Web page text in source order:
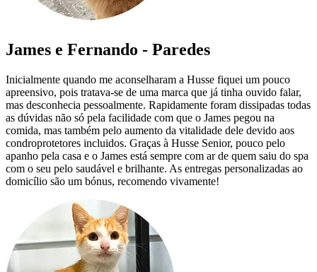
James e Fernando - Paredes
Inicialmente quando me aconselharam a Husse fiquei um pouco
apreensivo, pois tratava-se de uma marca que já tinha ouvido falar,
mas desconhecia pessoalmente. Rapidamente foram dissipadas todas
as dúvidas não só pela facilidade com que o James pegou na
comida, mas também pelo aumento da vitalidade dele devido aos
condroprotetores incluidos. Graças à Husse Senior, pouco pelo
apanho pela casa e o James está sempre com ar de quem saiu do spa
com o seu pelo saudável e brilhante. As entregas personalizadas ao
domicílio são um bónus, recomendo vivamente!